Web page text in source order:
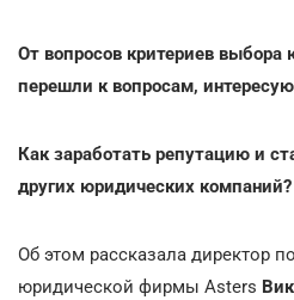
От вопросов критериев
перешли к вопросам,
Как заработать репутацию и
других юридических компаний?
Об этом рассказала директор
юридической фирмы Asters